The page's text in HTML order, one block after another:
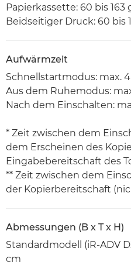
Papierkassette: 60 bis 163
Beidseitiger Druck: 60 bis
Aufwärmzeit
Schnellstartmodus: max.
Aus dem Ruhemodus:
Nach dem Einschalten:
* Zeit zwischen dem
dem Erscheinen des
Eingabebereitschaft des
** Zeit zwischen dem
der Kopierbereitschaft
Abmessungen (B x T x H)
Standardmodell (iR-ADV
cm